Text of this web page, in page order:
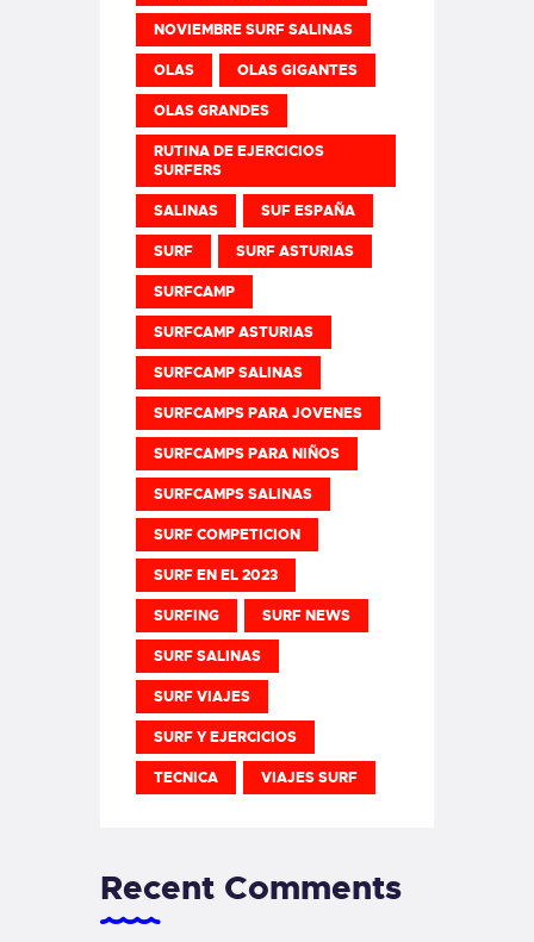
NOVIEMBRE SURF SALINAS
OLAS OLAS GIGANTES
OLAS GRANDES
RUTINA DE EJERCICIOS
SURFERS
SALINAS SUF ESPAÑA
SURF SURF ASTURIAS
SURFCAMP
SURFCAMP ASTURIAS
SURFCAMP SALINAS
SURFCAMPS PARA JOVENES
SURFCAMPS PARA NIÑOS
SURFCAMPS SALINAS
SURF COMPETICION
SURF EN EL 2023
SURFING SURF NEWS
SURF SALINAS
SURF VIAJES
SURF Y EJERCICIOS
TECNICA VIAJES SURF
Recent Comments